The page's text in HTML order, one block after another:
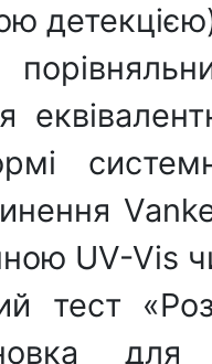
UV-Vis
тест
для